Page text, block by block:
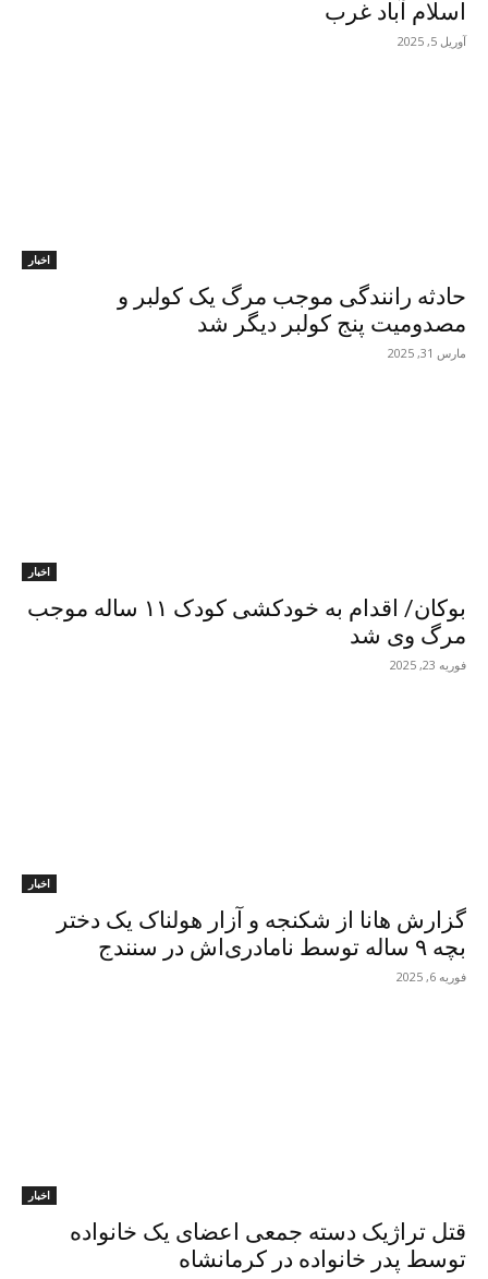
اسلام آباد غرب
آوریل 5, 2025
اخبار
حادثە رانندگی موجب مرگ یک کولبر و
مصدومیت پنج کولبر دیگر شد
مارس 31, 2025
اخبار
بوکان/ اقدام بە خودکشی کودک ۱۱ سالە موجب
مرگ وی شد
فوریه 23, 2025
اخبار
گزارش هانا از شکنجە و آزار هولناک یک دختر
بچە ٩ سالە توسط نامادری‌اش در سنندج
فوریه 6, 2025
اخبار
قتل تراژیک دسته جمعی اعضای یک خانوادە
توسط پدر خانوادە در کرمانشاە